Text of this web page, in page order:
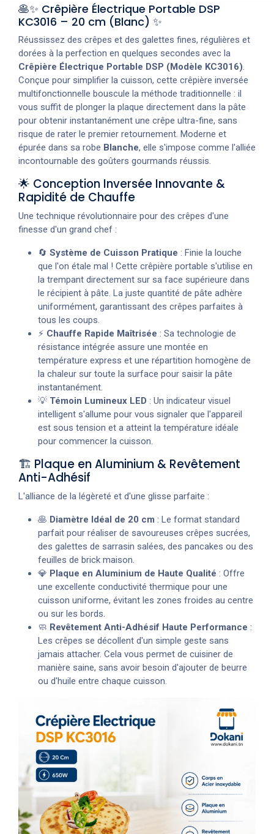
🥞✨ Crêpière Électrique Portable DSP
KC3016 – 20 cm (Blanc) ✨
Réussissez des crêpes et des galettes fines, régulières et
dorées à la perfection en quelques secondes avec la
Crêpière Électrique Portable DSP (Modèle KC3016).
Conçue pour simplifier la cuisson, cette crêpière inversée
multifonctionnelle bouscule la méthode traditionnelle : il
vous suffit de plonger la plaque directement dans la pâte
pour obtenir instantanément une crêpe ultra-fine, sans
risque de rater le premier retournement. Moderne et
épurée dans sa robe Blanche, elle s'impose comme l'alliée
incontournable des goûters gourmands réussis.
🌟 Conception Inversée Innovante &
Rapidité de Chauffe
Une technique révolutionnaire pour des crêpes d'une
finesse d'un grand chef :
🔄 Système de Cuisson Pratique : Finie la louche
que l'on étale mal ! Cette crêpière portable s'utilise en
la trempant directement sur sa face supérieure dans
le récipient à pâte. La juste quantité de pâte adhère
uniformément, garantissant des crêpes parfaites à
tous les coups.
⚡ Chauffe Rapide Maîtrisée : Sa technologie de
résistance intégrée assure une montée en
température express et une répartition homogène de
la chaleur sur toute la surface pour saisir la pâte
instantanément.
💡 Témoin Lumineux LED : Un indicateur visuel
intelligent s'allume pour vous signaler que l'appareil
est sous tension et a atteint la température idéale
pour commencer la cuisson.
🏗️ Plaque en Aluminium & Revêtement
Anti-Adhésif
L'alliance de la légèreté et d'une glisse parfaite :
🥞 Diamètre Idéal de 20 cm : Le format standard
parfait pour réaliser de savoureuses crêpes sucrées,
des galettes de sarrasin salées, des pancakes ou des
feuilles de brick maison.
💎 Plaque en Aluminium de Haute Qualité : Offre
une excellente conductivité thermique pour une
cuisson uniforme, évitant les zones froides au centre
ou sur les bords.
🧼 Revêtement Anti-Adhésif Haute Performance :
Les crêpes se décollent d'un simple geste sans
jamais attacher. Cela vous permet de cuisiner de
manière saine, sans avoir besoin d'ajouter de beurre
ou d'huile entre chaque cuisson.